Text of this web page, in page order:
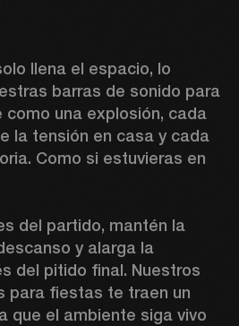
llena el espacio, lo
barras de sonido para
como una explosión, cada
la tensión en casa y cada
Como si estuvieras en
del partido, mantén la
y alarga la
del pitido final. Nuestros
para fiestas te traen un
que el ambiente siga vivo